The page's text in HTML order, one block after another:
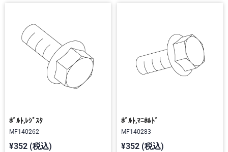
ﾎﾞﾙﾄ,ﾚｼﾞｽﾀ
MF140262
¥352 (税込)
ﾎﾞﾙﾄ,ﾏﾆﾎﾙﾄﾞ
MF140283
¥352 (税込)